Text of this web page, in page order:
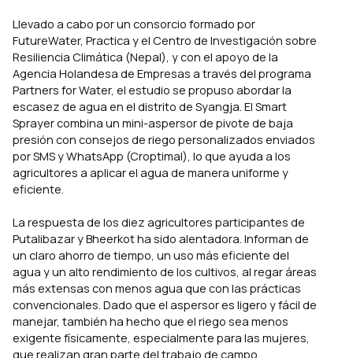
Llevado a cabo por un consorcio formado por
FutureWater, Practica y el Centro de Investigación sobre
Resiliencia Climática (Nepal), y con el apoyo de la
Agencia Holandesa de Empresas a través del programa
Partners for Water, el estudio se propuso abordar la
escasez de agua en el distrito de Syangja. El Smart
Sprayer combina un mini-aspersor de pivote de baja
presión con consejos de riego personalizados enviados
por SMS y WhatsApp (Croptimal), lo que ayuda a los
agricultores a aplicar el agua de manera uniforme y
eficiente.
La respuesta de los diez agricultores participantes de
Putalibazar y Bheerkot ha sido alentadora. Informan de
un claro ahorro de tiempo, un uso más eficiente del
agua y un alto rendimiento de los cultivos, al regar áreas
más extensas con menos agua que con las prácticas
convencionales. Dado que el aspersor es ligero y fácil de
manejar, también ha hecho que el riego sea menos
exigente físicamente, especialmente para las mujeres,
que realizan gran parte del trabajo de campo.